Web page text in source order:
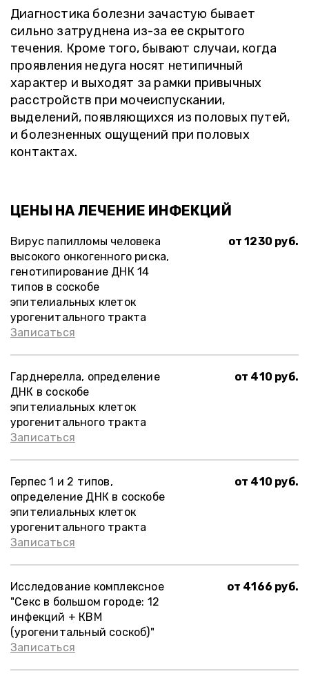
Диагностика болезни зачастую бывает
сильно затруднена из-за ее скрытого
течения. Кроме того, бывают случаи, когда
проявления недуга носят нетипичный
характер и выходят за рамки привычных
расстройств при мочеиспускании,
выделений, появляющихся из половых путей,
и болезненных ощущений при половых
контактах.
ЦЕНЫ НА ЛЕЧЕНИЕ ИНФЕКЦИЙ
Вирус папилломы человека
высокого онкогенного риска,
генотипирование ДНК 14
типов в соскобе
эпителиальных клеток
урогенитального тракта
от 1230 руб.
Записаться
Гарднерелла, определение
ДНК в соскобе
эпителиальных клеток
урогенитального тракта
от 410 руб.
Записаться
Герпес 1 и 2 типов,
определение ДНК в соскобе
эпителиальных клеток
урогенитального тракта
от 410 руб.
Записаться
Исследование комплексное
"Секс в большом городе: 12
инфекций + КВМ
(урогенитальный соскоб)"
от 4166 руб.
Записаться